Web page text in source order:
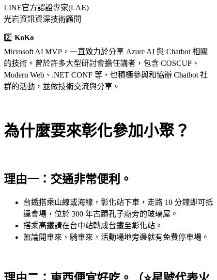
LINE官方認證專家(LAE)
光岩資訊資深技術顧問
2️⃣ KoKo
Microsoft AI MVP，一直致力於分享 Azure AI 與 Chatbot 相關
的技術。曾於許多大型研討會擔任講者，包含 COSCUP、
Modern Web、.NET CONF 等，也積極參與和協辦 Chatbot 社
群的活動，並做技術交流與分享。
為什麼要來彰化參加小聚？
理由一：交通非常便利。
台鐵搭乘山線或海線，彰化站下車，走路 10 分鐘即可抵
達會場，位於 300 年古蹟孔子廟旁的玻璃屋。
搭乘高鐵請在台中站轉成台鐵至彰化站。
無論開車來、騎車來，活動場地旁邊就有免費停車場。